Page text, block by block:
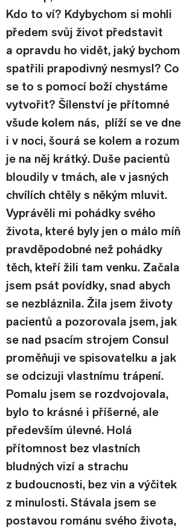
Kdo to ví? Kdybychom si mohli
předem svůj život představit
a opravdu ho vidět, jaký bychom
spatřili prapodivný nesmysl? Co
se to s pomocí boží chystáme
vytvořit? Šílenství je přítomné
všude kolem nás,  plíží se ve dne
i v noci, šourá se kolem a rozum
je na něj krátký. Duše pacientů
bloudily v tmách, ale v jasných
chvílích chtěly s někým mluvit.
Vyprávěli mi pohádky svého
života, které byly jen o málo míň
pravděpodobné než pohádky
těch, kteří žili tam venku. Začala
jsem psát povídky, snad abych
se nezbláznila. Žila jsem životy
pacientů a pozorovala jsem, jak
se nad psacím strojem Consul
proměňuji ve spisovatelku a jak
se odcizuji vlastnímu trápení.
Pomalu jsem se rozdvojovala,
bylo to krásné i příšerné, ale
především úlevné. Holá
přítomnost bez vlastních
bludných vizí a strachu
z budoucnosti, bez vin a výčitek
z minulosti. Stávala jsem se
postavou románu svého života,